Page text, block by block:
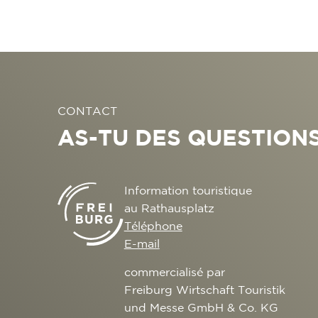
CONTACT
AS-TU DES
Information touristique
au Rathausplatz
Téléphone
E-mail
commercialisé par
Freiburg Wirtschaft Touristik
und Messe GmbH & Co. KG